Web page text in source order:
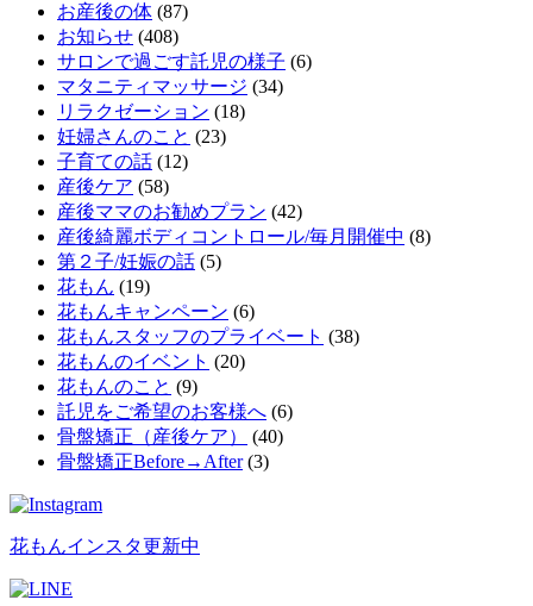
お産後の体 (87)
お知らせ (408)
サロンで過ごす託児の様子 (6)
マタニティマッサージ (34)
リラクゼーション (18)
妊婦さんのこと (23)
子育ての話 (12)
産後ケア (58)
産後ママのお勧めプラン (42)
産後綺麗ボディコントロール/毎月開催中 (8)
第２子/妊娠の話 (5)
花もん (19)
花もんキャンペーン (6)
花もんスタッフのプライベート (38)
花もんのイベント (20)
花もんのこと (9)
託児をご希望のお客様へ (6)
骨盤矯正（産後ケア）
(40)
骨盤矯正Before→After(3)
花もんインスタ更新中